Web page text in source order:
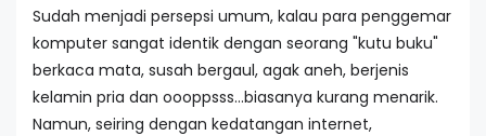
Sudah menjadi persepsi umum, kalau para penggemar
komputer sangat identik dengan seorang "kutu buku"
berkaca mata, susah bergaul, agak aneh, berjenis
kelamin pria dan oooppsss...biasanya kurang menarik.
Namun, seiring dengan kedatangan internet,